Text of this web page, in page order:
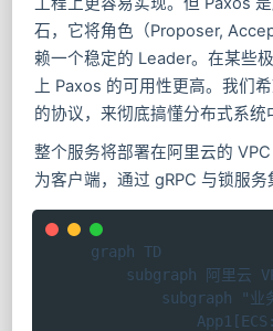
石，它将角色（Proposer,
赖一个稳定的 Leader。在某些
上 Paxos 的可用性更高。我们
的协议，来彻底搞懂分布式系统
整个服务将部署在阿里云的
为客户端，通过 gRPC 与锁服务
graph TD
subgraph 阿里云
subgraph "业